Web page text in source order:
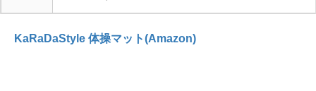
KaRaDaStyle 体操マット(Amazon)